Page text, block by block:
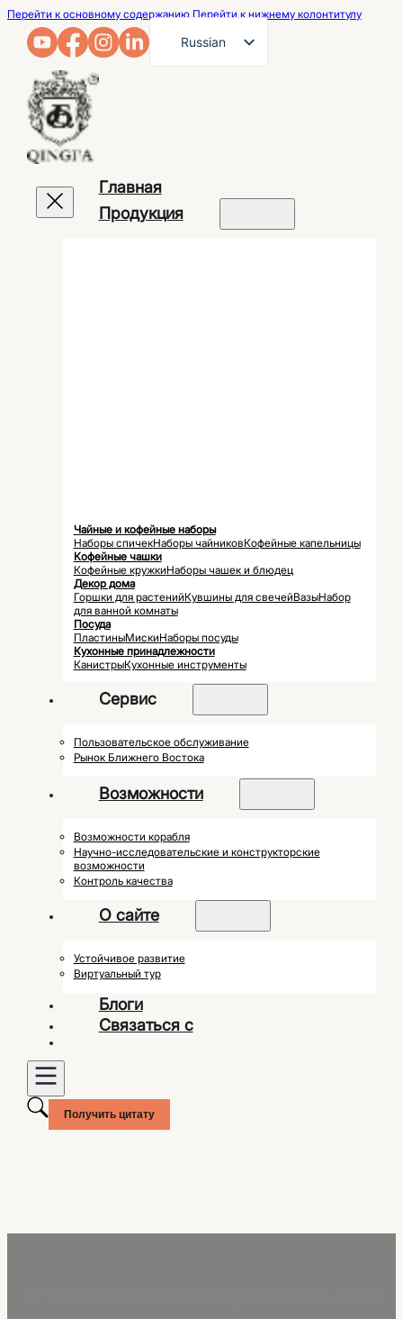
Перейти к основному содержанию Перейти к нижнему колонтитулу
Russian
Portuguese
Главная
Продукция
Чайные и кофейные наборы
Наборы спичекНаборы чайниковКофейные капельницы
Кофейные чашки
Кофейные кружкиНаборы чашек и блюдец
Декор дома
Горшки для растенийКувшины для свечейВазыНабор
для ванной комнаты
Посуда
ПластиныМискиНаборы посуды
Кухонные принадлежности
КанистрыКухонные инструменты
Сервис
Пользовательское обслуживание
Рынок Ближнего Востока
Возможности
Возможности корабля
Научно-исследовательские и конструкторские
возможности
Контроль качества
О сайте
Устойчивое развитие
Виртуальный тур
Блоги
Связаться с
Получить цитату